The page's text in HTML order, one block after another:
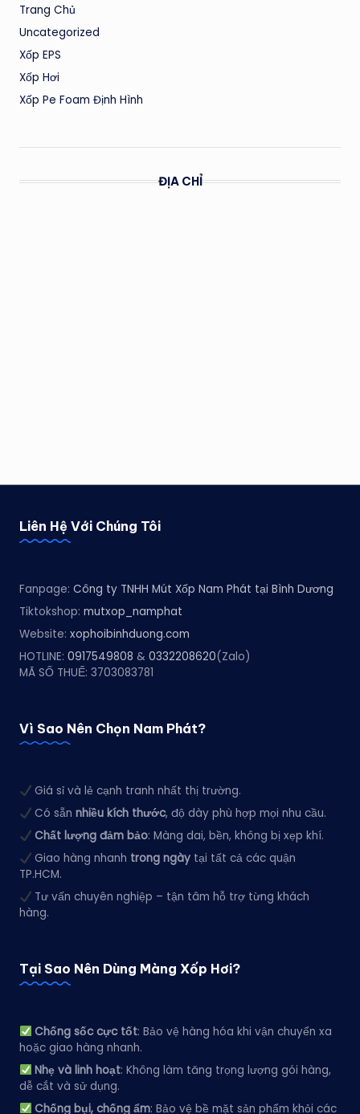
Trang Chủ
Uncategorized
Xốp EPS
Xốp Hơi
Xốp Pe Foam Định Hình
ĐỊA CHỈ
Liên Hệ Với Chúng Tôi
Fanpage: Công ty TNHH Mút Xốp Nam Phát tại Bình Dương
Tiktokshop: mutxop_namphat
Website: xophoibinhduong.com
HOTLINE: 0917549808 & 0332208620(Zalo)
MÃ SỐ THUẾ: 3703083781
Vì Sao Nên Chọn Nam Phát?
Giá sỉ và lẻ cạnh tranh nhất thị trường.
Có sẵnnhiều kích thước, độ dày phù hợp mọi nhu cầu.
Chất lượng đảm bảo: Màng dai, bền, không bị xẹp khí.
Giao hàng nhanh trong ngày tại tất cả các quận
TP.HCM.
Tư vấn chuyên nghiệp – tận tâm hỗ trợ từng khách
hàng.
Tại Sao Nên Dùng Màng Xốp Hơi?
Chống sốc cực tốt: Bảo vệ hàng hóa khi vận chuyển xa
hoặc giao hàng nhanh.
Nhẹ và linh hoạt: Không làm tăng trọng lượng gói hàng,
dễ cắt và sử dụng.
Chống bụi, chống ẩm: Bảo vệ bề mặt sản phẩm khỏi các